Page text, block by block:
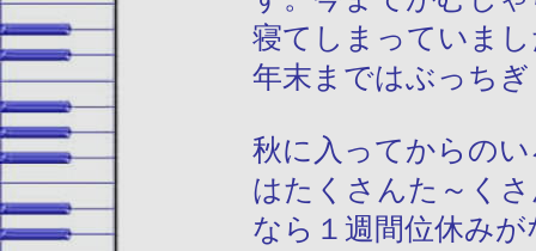
寝てしまっていま
年末まではぶっち
秋に入ってからの
はたくさんた～く
なら１週間位休み